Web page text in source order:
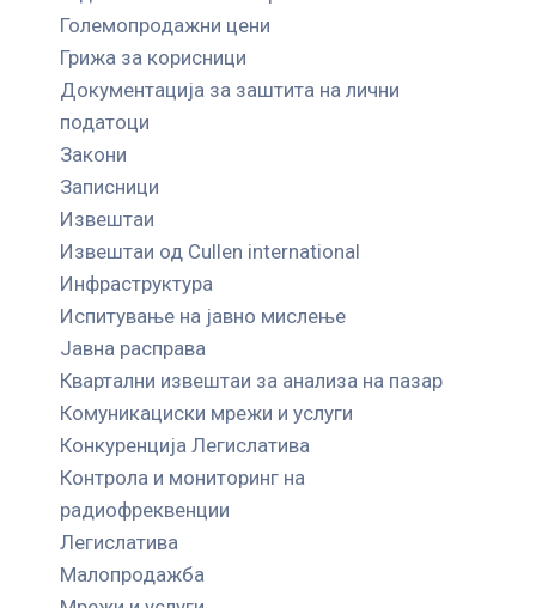
Големопродажни цени
Грижа за корисници
Документација за заштита на лични
податоци
Закони
Записници
Извештаи
Извештаи од Cullen international
Инфраструктура
Испитување на јавно мислење
Јавна расправа
Квартални извештаи за анализа на пазар
Комуникациски мрежи и услуги
Конкуренција Легислатива
Контрола и мониторинг на
радиофреквенции
Легислатива
Малопродажба